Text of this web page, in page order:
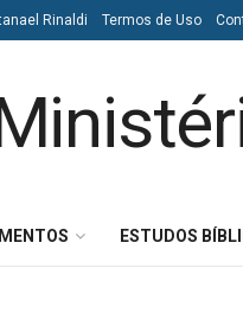
Rinaldi Termos de Uso
ESTUDOS